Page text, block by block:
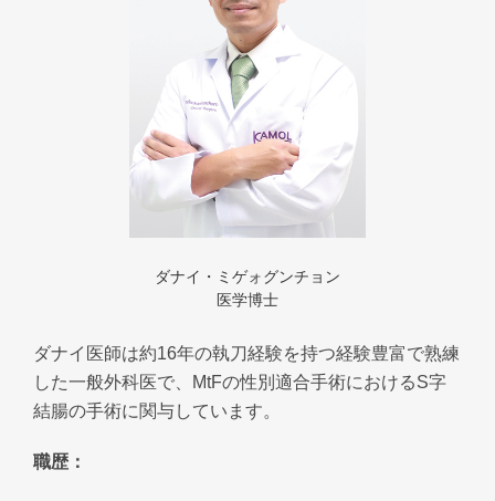
ダナイ・ミゲォグンチョン
医学博士
ダナイ医師は約16年の執刀経験を持つ経験豊富で熟練
した一般外科医で、MtFの性別適合手術におけるS字
結腸の手術に関与しています。
職歴：